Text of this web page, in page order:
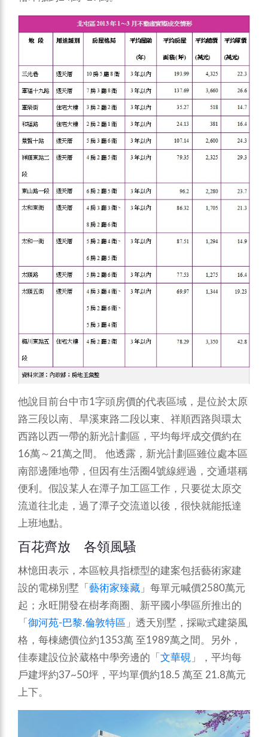
他說目前台中市1字頭房價的代表區域，是位於太原
路三段以南、旱溪東路二段以東、祥順西路與環太
西路以西一帶的新光計劃區，平均每坪成交價約在
16萬～21萬之間。 他透露，新光計劃區雖位處本區
南部邊陲地帶，但因有生活圈4號線經過，交通堪稱
便利。假設某人在潭子加工區工作，只要從太原交
流道往北走，過了潭子交流道以後，很快就能抵達
上班地點。
百花齊放 各領風騷
林憶田表示，本區較具指標型的建案包括藝術家建
設的電梯別墅「 藝術家臻藏 」每單元喊價2580萬元
起；永旺開發在樹孝商圈、新平國小學區所推出的
「 御河苑-巴黎.倫敦特區 」透天別墅，採歐式建築風
格，每棟總價位約1353萬 至1989萬之間。另外，
佳泰建設位於葳格中學旁邊的「 文華硯 」，平均每
戶建坪約37~50坪，平均單價約18.5 萬至 21.8萬元
上下。